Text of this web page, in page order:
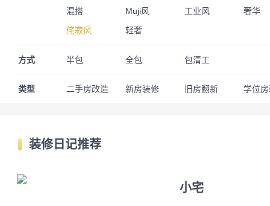
混搭
Muji风 工业风
奢华
侘寂风
轻奢
方式 半包 全包 包清工
类型 二手房改造 新房装修 旧房翻新 学位
装修日记推荐
小宅